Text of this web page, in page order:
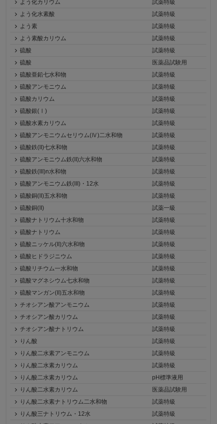
よう化カリウム
試薬特級
よう化水素酸
試薬特級
よう素
試薬特級
よう素酸カリウム
試薬特級
硫酸
試薬特級
硫酸
医薬品試験用
硫酸亜鉛七水和物
試薬特級
硫酸アンモニウム
試薬特級
硫酸カリウム
試薬特級
硫酸銀(Ⅰ)
試薬特級
硫酸水素カリウム
試薬特級
硫酸アンモニウムセリウム(Ⅳ)二水和物
試薬特級
硫酸鉄(II)七水和物
試薬特級
硫酸アンモニウム鉄(II)六水和物
試薬特級
硫酸鉄(III)n水和物
試薬特級
硫酸アンモニウム鉄(III)・12水
試薬特級
硫酸銅(II)五水和物
試薬特級
硫酸銅(II)
試薬一級
硫酸ナトリウム十水和物
試薬特級
硫酸ナトリウム
試薬特級
硫酸ニッケル(II)六水和物
試薬特級
硫酸ヒドラジニウム
試薬特級
硫酸リチウム一水和物
試薬特級
硫酸マグネシウム七水和物
試薬特級
硫酸マンガン(II)五水和物
試薬特級
チオシアン酸アンモニウム
試薬特級
チオシアン酸カリウム
試薬特級
チオシアン酸ナトリウム
試薬特級
りん酸
試薬特級
りん酸二水素アンモニウム
試薬特級
りん酸二水素カリウム
試薬特級
りん酸二水素カリウム
pH標準液用
りん酸二水素カリウム
医薬品試験用
りん酸二水素ナトリウム二水和物
試薬特級
りん酸三ナトリウム・12水
試薬特級